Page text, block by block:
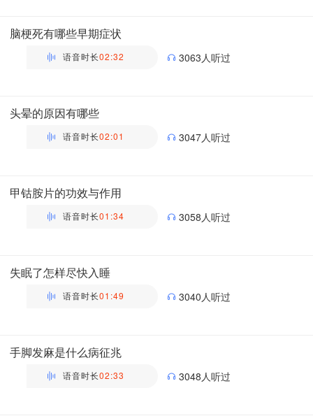
脑梗死有哪些早期症状
语音时长02:32 3063人听过
头晕的原因有哪些
语音时长02:01 3047人听过
甲钴胺片的功效与作用
语音时长01:34 3058人听过
失眠了怎样尽快入睡
语音时长01:49 3040人听过
手脚发麻是什么病征兆
语音时长02:33 3048人听过